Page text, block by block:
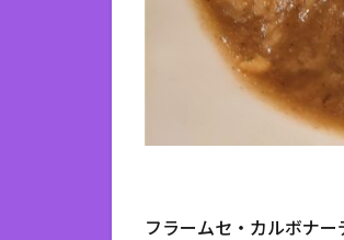
フラームセ・カルボナ